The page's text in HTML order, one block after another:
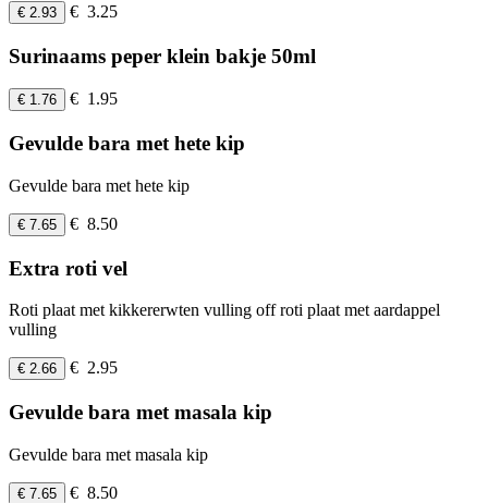
€ 2.93 € 3.25
Surinaams peper klein bakje 50ml
€ 1.76 € 1.95
Gevulde bara met hete kip
Gevulde bara met hete kip
€ 7.65 € 8.50
Extra roti vel
Roti plaat met kikkererwten vulling off roti plaat met aardappel
vulling
€ 2.66 € 2.95
Gevulde bara met masala kip
Gevulde bara met masala kip
€ 7.65 € 8.50